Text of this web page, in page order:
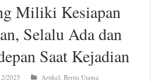
Miliki Kesiapan
Selalu Ada dan
Saat Kejadian
2025 Artikel,Berita Utama